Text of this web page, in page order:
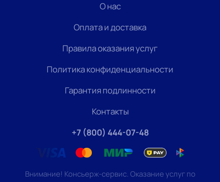
О нас
Оплата и доставка
Правила оказания услуг
Политика конфиденциальности
Гарантия подлинности
Контакты
+7 (800) 444-07-48
Внимание! Консьерж-сервис. Оказание услуг по